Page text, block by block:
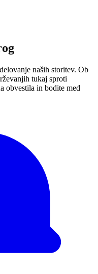
naših storitev. Ob
tukaj sproti
obvestila in bodite med